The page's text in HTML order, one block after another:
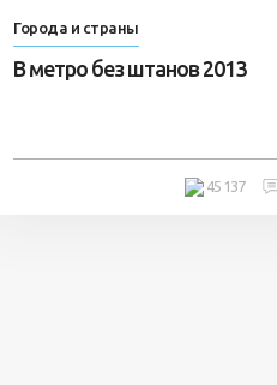
Города и страны
В метро без штанов 2013
45 137